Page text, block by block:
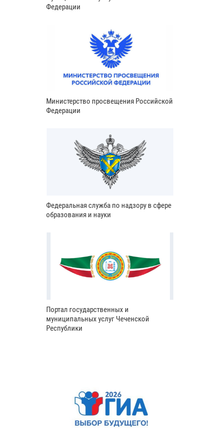
Федерации
Министерство просвещения Российской
Федерации
Федеральная служба по надзору в сфере
образования и науки
Портал государственных и
муниципальных услуг Чеченской
Республики